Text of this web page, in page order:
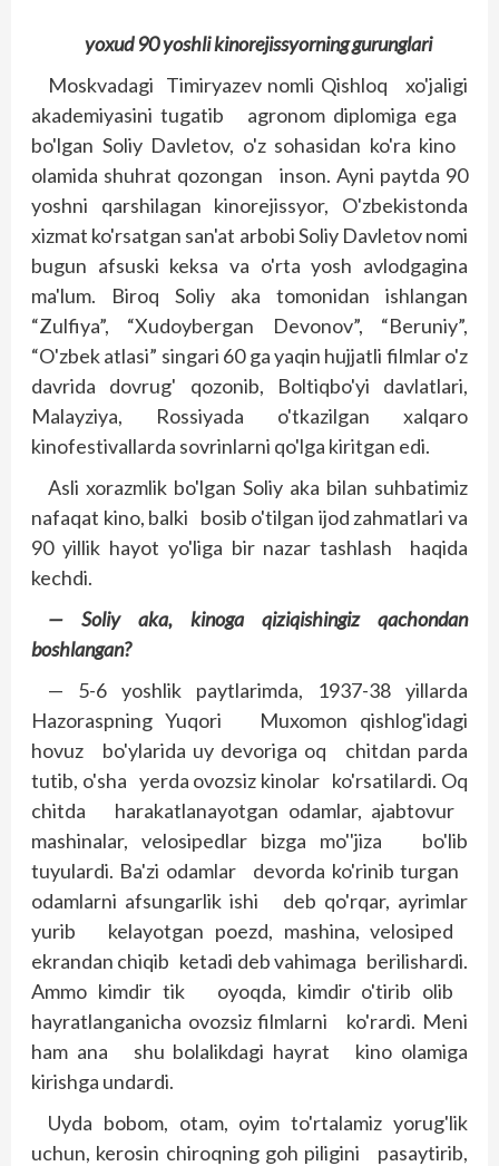
yoxud 90 yoshli kinorejissyorning gurunglari
Moskvadagi Timiryazev nomli Qishloq xo'jaligi
akademiyasini tugatib agronom diplomiga ega
bo'lgan Soliy Davletov, o'z sohasidan ko'ra kino
olamida shuhrat qozongan inson. Ayni paytda 90
yoshni qarshilagan kinorejissyor, O'zbekistonda
xizmat ko'rsatgan san'at arbobi Soliy Davletov nomi
bugun afsuski keksa va o'rta yosh avlodgagina
ma'lum. Biroq Soliy aka tomonidan ishlangan
“Zulfiya”, “Xudoybergan Devonov”, “Beruniy”,
“O'zbek atlasi” singari 60 ga yaqin hujjatli filmlar o'z
davrida dovrug' qozonib, Boltiqbo'yi davlatlari,
Malayziya, Rossiyada o'tkazilgan xalqaro
kinofestivallarda sovrinlarni qo'lga kiritgan edi.
Asli xorazmlik bo'lgan Soliy aka bilan suhbatimiz
nafaqat kino, balki bosib o'tilgan ijod zahmatlari va
90 yillik hayot yo'liga bir nazar tashlash haqida
kechdi.
— Soliy aka, kinoga qiziqishingiz qachondan
boshlangan?
— 5-6 yoshlik paytlarimda, 1937-38 yillarda
Hazoraspning Yuqori Muxomon qishlog'idagi
hovuz bo'ylarida uy devoriga oq chitdan parda
tutib, o'sha yerda ovozsiz kinolar ko'rsatilardi. Oq
chitda harakatlanayotgan odamlar, ajabtovur
mashinalar, velosipedlar bizga mo''jiza bo'lib
tuyulardi. Ba'zi odamlar devorda ko'rinib turgan
odamlarni afsungarlik ishi deb qo'rqar, ayrimlar
yurib kelayotgan poezd, mashina, velosiped
ekrandan chiqib ketadi deb vahimaga berilishardi.
Ammo kimdir tik oyoqda, kimdir o'tirib olib
hayratlanganicha ovozsiz filmlarni ko'rardi. Meni
ham ana shu bolalikdagi hayrat kino olamiga
kirishga undardi.
Uyda bobom, otam, oyim to'rtalamiz yorug'lik
uchun, kerosin chiroqning goh piligini pasaytirib,